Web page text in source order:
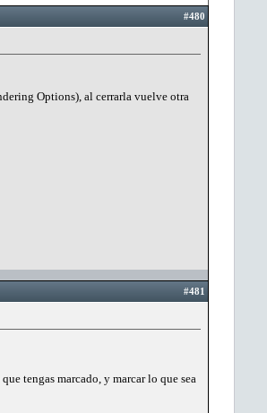
#480
Options), al cerrarla vuelve otra
#481
tengas marcado, y marcar lo que sea